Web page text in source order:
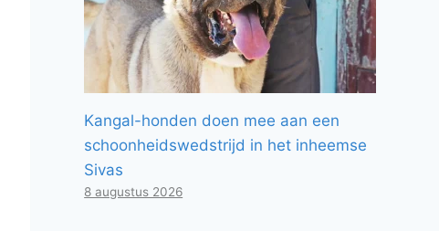
Kangal-honden doen mee aan een
schoonheidswedstrijd in het inheemse
Sivas
8 augustus 2026